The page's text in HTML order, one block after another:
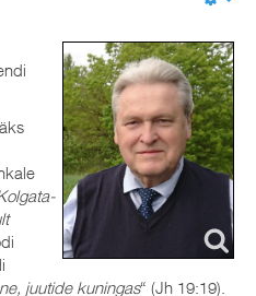
juutide kuningas“ (Jh 19:19).